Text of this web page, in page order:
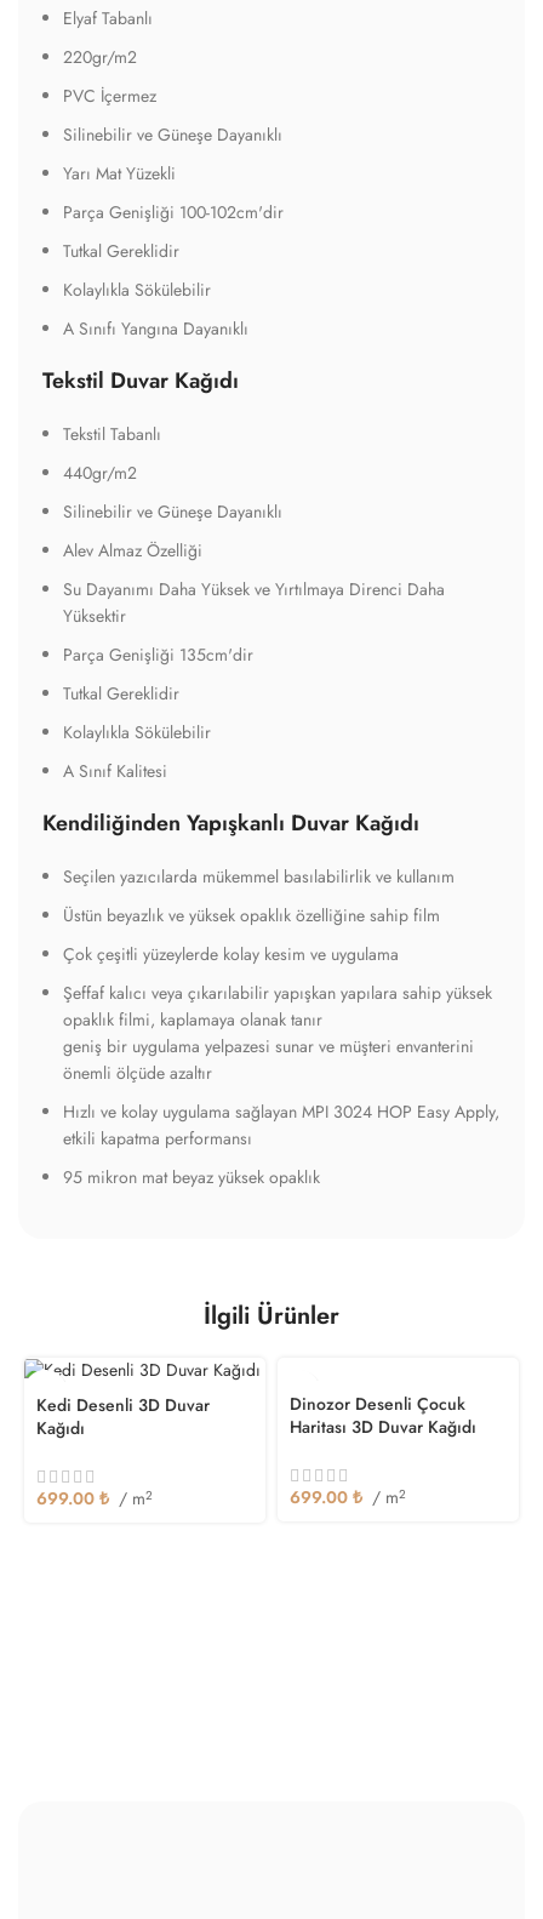
Elyaf Tabanlı
220gr/m2
PVC İçermez
Silinebilir ve Güneşe Dayanıklı
Yarı Mat Yüzekli
Parça Genişliği 100-102cm'dir
Tutkal Gereklidir
Kolaylıkla Sökülebilir
A Sınıfı Yangına Dayanıklı
Tekstil Duvar Kağıdı
Tekstil Tabanlı
440gr/m2
Silinebilir ve Güneşe Dayanıklı
Alev Almaz Özelliği
Su Dayanımı Daha Yüksek ve Yırtılmaya Direnci Daha
Yüksektir
Parça Genişliği 135cm'dir
Tutkal Gereklidir
Kolaylıkla Sökülebilir
A Sınıf Kalitesi
Kendiliğinden Yapışkanlı Duvar Kağıdı
Seçilen yazıcılarda mükemmel basılabilirlik ve kullanım
Üstün beyazlık ve yüksek opaklık özelliğine sahip film
Çok çeşitli yüzeylerde kolay kesim ve uygulama
Şeffaf kalıcı veya çıkarılabilir yapışkan yapılara sahip yüksek
opaklık filmi, kaplamaya olanak tanır
geniş bir uygulama yelpazesi sunar ve müşteri envanterini
önemli ölçüde azaltır
Hızlı ve kolay uygulama sağlayan MPI 3024 HOP Easy Apply,
etkili kapatma performansı
95 mikron mat beyaz yüksek opaklık
İlgili Ürünler
Kedi Desenli 3D Duvar
Kağıdı
699.00 ₺ / m2
Dinozor Desenli Çocuk
Haritası 3D Duvar Kağıdı
699.00 ₺ / m2